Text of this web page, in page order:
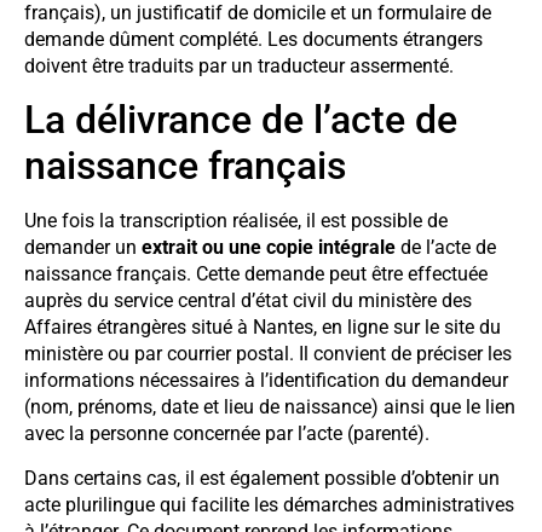
français), un justificatif de domicile et un formulaire de
demande dûment complété. Les documents étrangers
doivent être traduits par un traducteur assermenté.
La délivrance de l’acte de
naissance français
Une fois la transcription réalisée, il est possible de
demander un extrait ou une copie intégrale de l’acte de
naissance français. Cette demande peut être effectuée
auprès du service central d’état civil du ministère des
Affaires étrangères situé à Nantes, en ligne sur le site du
ministère ou par courrier postal. Il convient de préciser les
informations nécessaires à l’identification du demandeur
(nom, prénoms, date et lieu de naissance) ainsi que le lien
avec la personne concernée par l’acte (parenté).
Dans certains cas, il est également possible d’obtenir un
acte plurilingue qui facilite les démarches administratives